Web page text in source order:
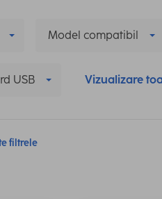
Model compatibil
USB Vizualizare
filtrele